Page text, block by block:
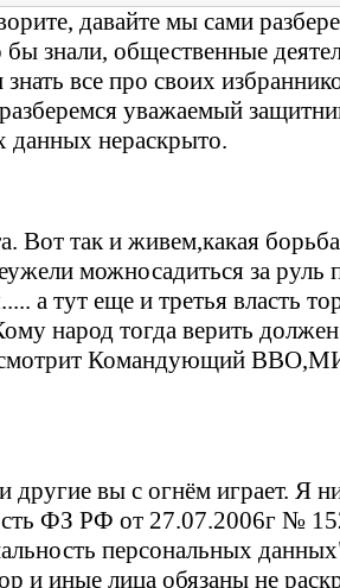
давайте мы сами
бы знали, общественные
все про своих
уважаемый
данных нераскрыто.
Вот так и живем,какая
можносадиться за руль
а тут еще и третья власть
народ тогда верить
Командующий
другие вы с огнём играет. Я
ФЗ РФ от 27.07.2006г №
персональных
и иные лица обязаны не